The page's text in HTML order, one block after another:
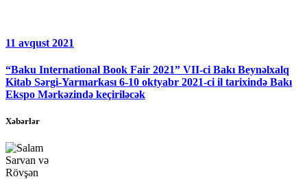
11 avqust 2021
“Baku International Book Fair 2021” VII-ci Bakı Beynəlxalq
Kitab Sərgi-Yarmarkası 6-10 oktyabr 2021-ci il tarixində Bakı
Ekspo Mərkəzində keçiriləcək
Xəbərlər